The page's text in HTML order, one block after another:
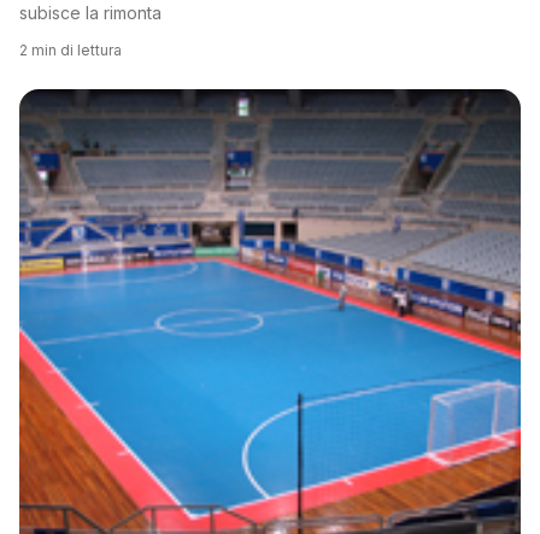
subisce la rimonta
2 min di lettura